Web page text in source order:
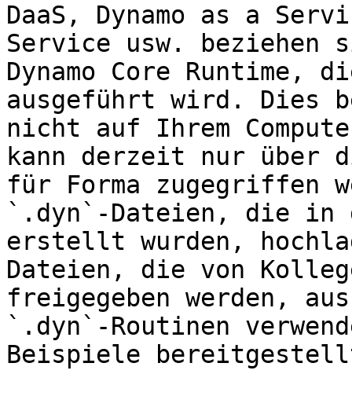
DaaS, Dynamo as a
Service usw.
Dynamo Core Runtime,
ausgeführt wird. Dies
nicht auf Ihrem
kann derzeit nur über
für Forma zugegriffen
`.dyn`-Dateien, die in
erstellt wurden,
Dateien, die von
freigegeben werden,
`.dyn`-Routinen
Beispiele